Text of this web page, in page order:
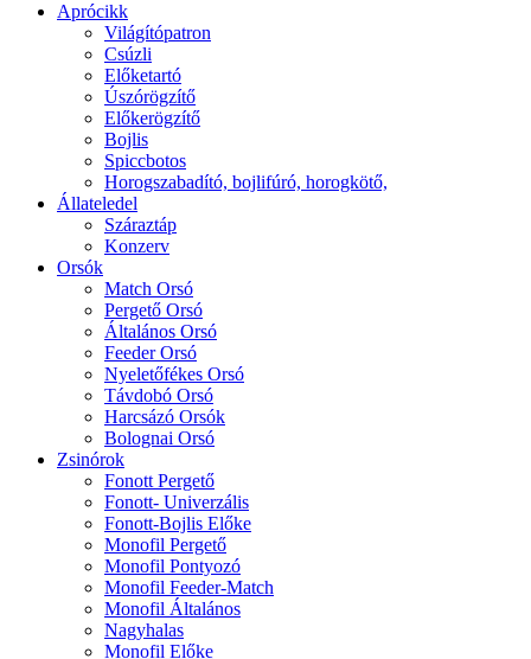
Aprócikk
Világítópatron
Csúzli
Előketartó
Úszórögzítő
Előkerögzítő
Bojlis
Spiccbotos
Horogszabadító, bojlifúró, horogkötő,
Állateledel
Száraztáp
Konzerv
Orsók
Match Orsó
Pergető Orsó
Általános Orsó
Feeder Orsó
Nyeletőfékes Orsó
Távdobó Orsó
Harcsázó Orsók
Bolognai Orsó
Zsinórok
Fonott Pergető
Fonott- Univerzális
Fonott-Bojlis Előke
Monofil Pergető
Monofil Pontyozó
Monofil Feeder-Match
Monofil Általános
Nagyhalas
Monofil Előke